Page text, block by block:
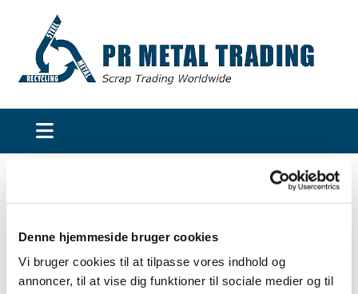
Denne hjemmeside bruger cookies
Vi bruger cookies til at tilpasse vores indhold og
annoncer, til at vise dig funktioner til sociale medier og til
KONTAKT PR METAL TRADING I
Navn*